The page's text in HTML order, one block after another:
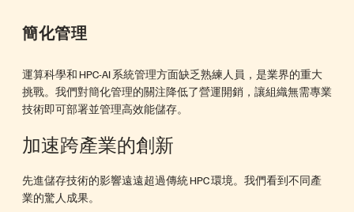
簡化管理
運算科學和 HPC-AI 系統管理方面缺乏熟練人員，是業界的重大
挑戰。我們對簡化管理的關注降低了營運開銷，讓組織無需專業
技術即可部署並管理高效能儲存。
加速跨產業的創新
先進儲存技術的影響遠遠超過傳統 HPC 環境。我們看到不同產
業的驚人成果。